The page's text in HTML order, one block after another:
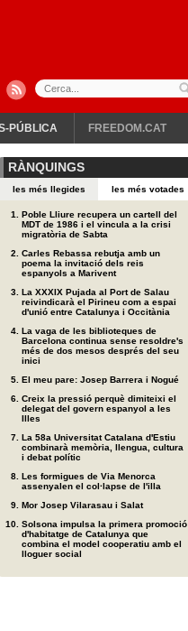
PÚBLICA FREEDOM.CAT
RÀNQUINGS
les més llegides les més votades
Poble Lliure recupera un cartell del
MDT de 1986 i el vincula a la crisi
migratòria de Sabta
Carles Rebassa rebutja amb un
poema la invitació dels reis
espanyols a Marivent
La XXXIX Pujada al Port de Salau
reivindicarà el Pirineu com a espai
d'unió entre Catalunya i Occitània
La vaga de les biblioteques de
Barcelona continua sense resoldre's
més de dos mesos després del seu
inici
El meu pare: Josep Barrera i Nogué
Creix la pressió perquè dimiteixi el
delegat del govern espanyol a les
Illes
La 58a Universitat Catalana d'Estiu
combinarà memòria, llengua, cultura
i debat polític
Les formigues de Via Menorca
assenyalen el col·lapse de l'illa
Mor Josep Vilarasau i Salat
Solsona impulsa la primera promoció
d'habitatge de Catalunya que
combina el model cooperatiu amb el
lloguer social